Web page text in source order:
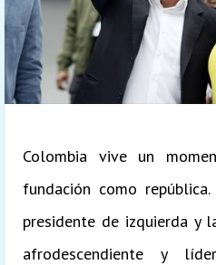
Colombia vive un
fundación como
presidente de izquierda y
afrodescendiente y